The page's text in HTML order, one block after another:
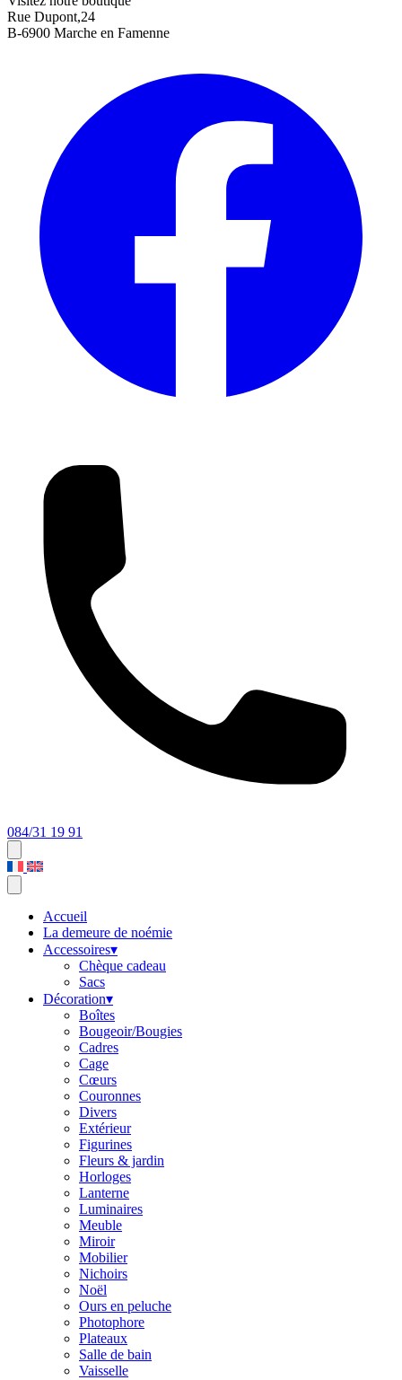
Rue Dupont,24
B-6900 Marche en Famenne
084/31 19 91
Accueil
La demeure de noémie
Accessoires▾
Chèque cadeau
Sacs
Décoration▾
Boîtes
Bougeoir/Bougies
Cadres
Cage
Cœurs
Couronnes
Divers
Extérieur
Figurines
Fleurs & jardin
Horloges
Lanterne
Luminaires
Meuble
Miroir
Mobilier
Nichoirs
Noël
Ours en peluche
Photophore
Plateaux
Salle de bain
Vaisselle